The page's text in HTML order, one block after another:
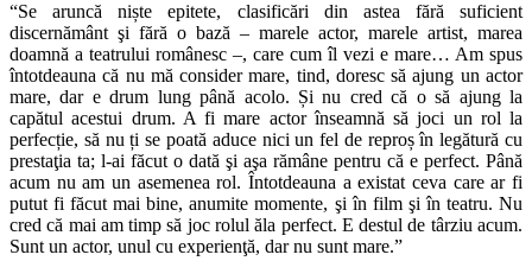
“Se aruncă niște epitete, clasificări din astea fără suficient
discernământ şi fără o bază – marele actor, marele artist, marea
doamnă a teatrului românesc –, care cum îl vezi e mare… Am spus
întotdeauna că nu mă consider mare, tind, doresc să ajung un actor
mare, dar e drum lung până acolo. Și nu cred că o să ajung la
capătul acestui drum. A fi mare actor înseamnă să joci un rol la
perfecție, să nu ți se poată aduce nici un fel de reproș în legătură cu
prestaţia ta; l-ai făcut o dată şi aşa rămâne pentru că e perfect. Până
acum nu am un asemenea rol. Întotdeauna a existat ceva care ar fi
putut fi făcut mai bine, anumite momente, şi în film şi în teatru. Nu
cred că mai am timp să joc rolul ăla perfect. E destul de târziu acum.
Sunt un actor, unul cu experienţă, dar nu sunt mare.”